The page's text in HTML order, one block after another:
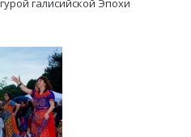
галисийской Эпохи